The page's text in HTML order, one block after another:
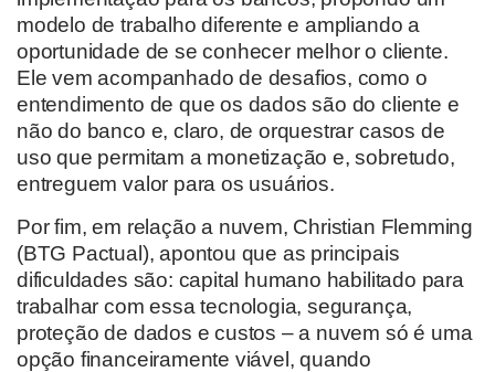
modelo de trabalho diferente e ampliando a
oportunidade de se conhecer melhor o cliente.
Ele vem acompanhado de desafios, como o
entendimento de que os dados são do cliente e
não do banco e, claro, de orquestrar casos de
uso que permitam a monetização e, sobretudo,
entreguem valor para os usuários.
Por fim, em relação a nuvem, Christian Flemming
(BTG Pactual), apontou que as principais
dificuldades são: capital humano habilitado para
trabalhar com essa tecnologia, segurança,
proteção de dados e custos – a nuvem só é uma
opção financeiramente viável, quando